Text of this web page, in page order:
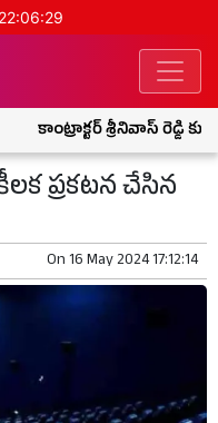
కాంట్రాక్టర్ శ్రీనివాస్ రెడ్డి
ప్రకటన చేసిన
On16 May 2024 17:12:14